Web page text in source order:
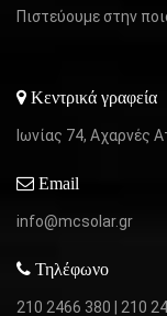
Πιστεύουμε στην
Κεντρικά γραφεία
Ιωνίας 74, Αχαρνές
Email
info@mcsolar.gr
Τηλέφωνο
210 2466 380 210